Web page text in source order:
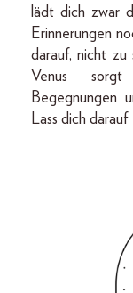
lädt dich zwar
Erinnerungen
darauf, nicht zu
Venus sorgt
Begegnungen
Lass dich darauf